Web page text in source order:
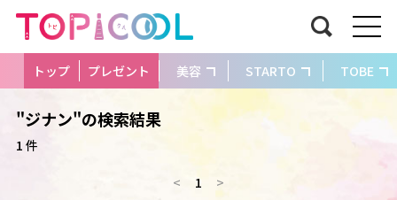
トップ プレゼント 美容 STARTO TOBE
"ジナン"の検索結果
1 件
< 1 >